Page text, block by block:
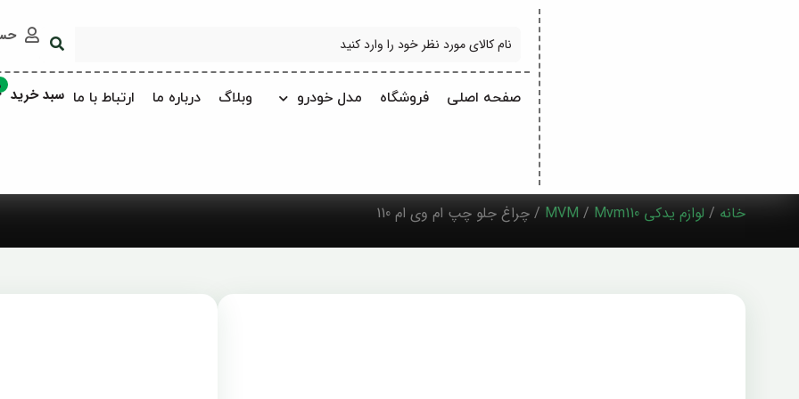
جستجو
صفحه اصلی فروشگاه مدل خودرو وبلاگ درباره ما ارتباط با ما سبد خرید
خانه / لوازم یدکی MVM / Mvm110 / چراغ جلو چپ ام وی ام 110